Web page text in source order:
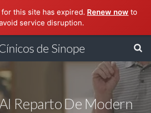
this site has expired. Renew now to
service disruption.
de Sinope
Reparto De Modern